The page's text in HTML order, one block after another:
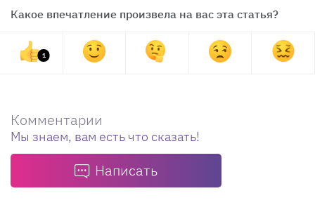
Какое впечатление произвела на вас эта статья?
1
Комментарии
Мы знаем, вам есть что сказать!
Написать